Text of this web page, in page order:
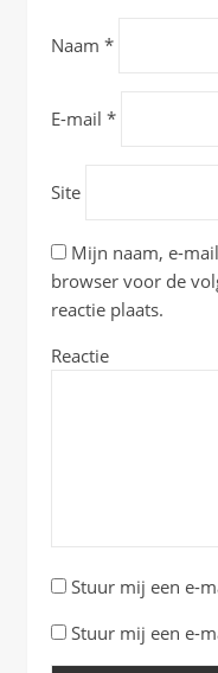
Naam *
E-mail *
Site
Mijn naam, e-
browser voor de
reactie plaats.
Reactie
Stuur mij een e-
Stuur mij een e-